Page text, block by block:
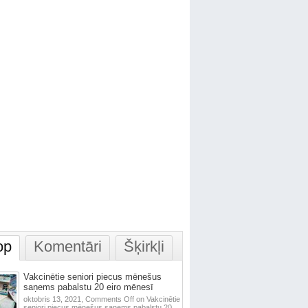
Komentāri Šķirkļi
Vakcinētie seniori piecus mēnešus
saņems pabalstu 20 eiro mēnesī
oktobris 13, 2021, Comments Offon Vakcinētie